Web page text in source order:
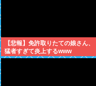
【悲報】免許取りたての娘さん、
猛者すぎて炎上するwww